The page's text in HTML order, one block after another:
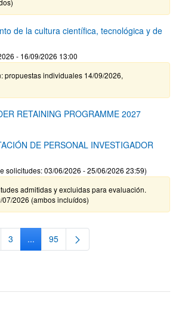
de la cultura científica, tecnológica y de
- 16/09/2026 13:00
propuestas individuales 14/09/2026,
RETAINING PROGRAMME 2027
DE PERSONAL INVESTIGADOR
solicitudes: 03/06/2026 - 25/06/2026 23:59)
admitidas y excluidas para evaluación.
2026 (ambos incluídos)
Página
3 ...Páginas intermedias Use TAB para
Página
95